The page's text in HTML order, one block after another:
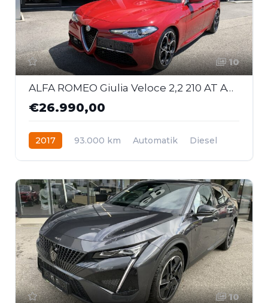
10
ALFA ROMEO Giulia Veloce 2,2 210 AT AWD
€26.990,00
2017 93.000 km Automatik
Diesel
10